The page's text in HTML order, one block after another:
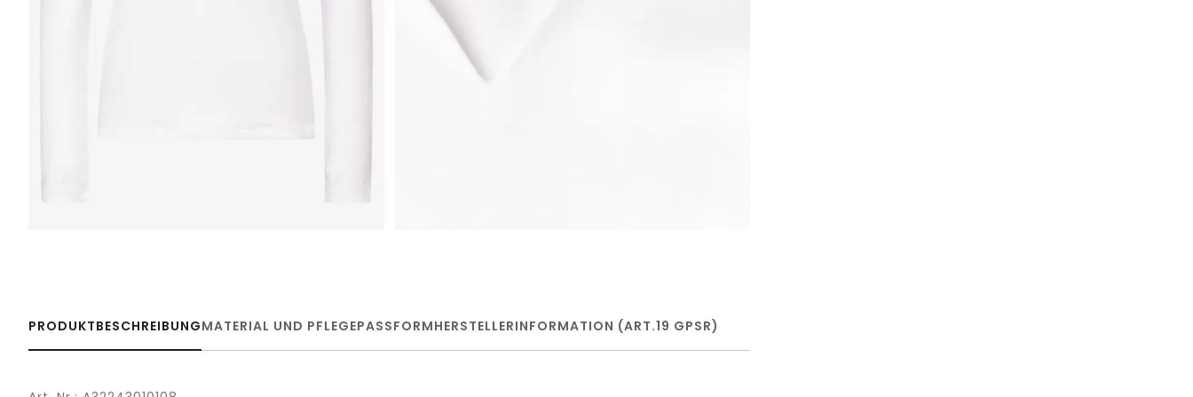
PRODUKTBESCHREIBUNGMATERIAL UND PFLEGEPASSFORMHERSTELLERINFORMATION (ART.19 GPSR)